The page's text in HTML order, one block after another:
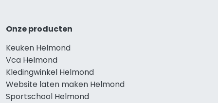
Onze producten
Keuken Helmond
Vca Helmond
Kledingwinkel Helmond
Website laten maken Helmond
Sportschool Helmond